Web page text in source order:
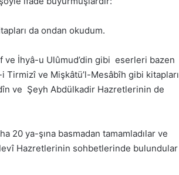
da ondan okudum.
ve İhyâ-u Ulûmud’din gibi eserleri bazen
ve Mişkâtü’l-Mesâbîh gibi kitapları
ve Şeyh Abdülkadir Hazretlerinin de
20 ya-şına basmadan tamamladılar ve
Hazretlerinin sohbetlerinde bulundular